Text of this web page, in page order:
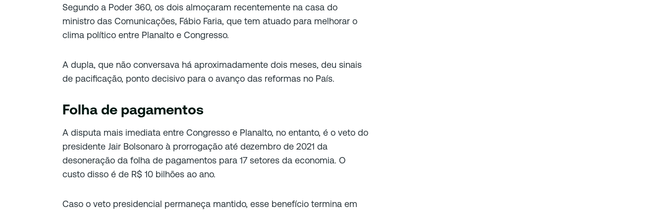
Segundo a Poder 360, os dois almoçaram recentemente na casa do
ministro das Comunicações, Fábio Faria, que tem atuado para melhorar o
clima político entre Planalto e Congresso.
A dupla, que não conversava há aproximadamente dois meses, deu sinais
de pacificação, ponto decisivo para o avanço das reformas no País.
Folha de pagamentos
A disputa mais imediata entre Congresso e Planalto, no entanto, é o veto do
presidente Jair Bolsonaro à prorrogação até dezembro de 2021 da
desoneração da folha de pagamentos para 17 setores da economia. O
custo disso é de R$ 10 bilhões ao ano.
Caso o veto presidencial permaneça mantido, esse benefício termina em